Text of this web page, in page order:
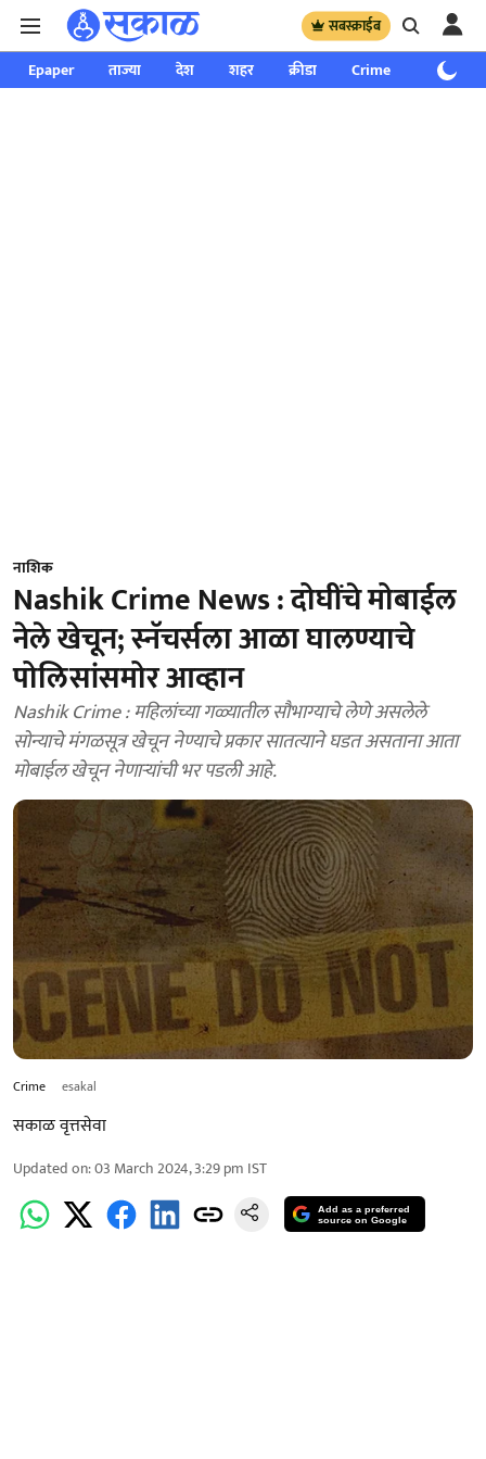
सबस्क्राईब
Epaper ताज्या देश शहर क्रीडा Crime साप्ताहिक
नाशिक
Nashik Crime News : दोघींचे मोबाईल
नेले खेचून; स्नॅचर्सला आळा घालण्याचे
पोलिसांसमोर आव्हान
Nashik Crime : महिलांच्या गळ्यातील सौभाग्याचे लेणे असलेले
सोन्याचे मंगळसूत्र खेचून नेण्याचे प्रकार सातत्याने घडत असताना आता
मोबाईल खेचून नेणाऱ्यांची भर पडली आहे.
Crime esakal
सकाळ वृत्तसेवा
Updated on:03 March 2024, 3:29 pm IST
Add as a preferred
source on Google